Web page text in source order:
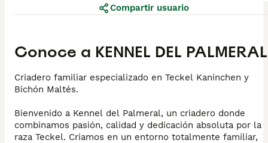
Conoce a KENNEL DEL PALMERAL
Compartir usuario
Criadero familiar especializado en Teckel Kaninchen y
Bichón Maltés.
Bienvenido a Kennel del Palmeral, un criadero donde
combinamos pasión, calidad y dedicación absoluta por la
raza Teckel. Criamos en un entorno totalmente familiar,